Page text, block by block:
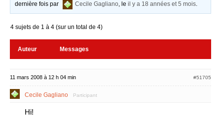
dernière fois par
Cecile Gagliano, leil y a 18 années et 5 mois.
4 sujets de 1 à 4 (sur un total de 4)
Auteur Messages
11 mars 2008 à 12 h 04 min #51705
Cecile Gagliano Participant
Hi!